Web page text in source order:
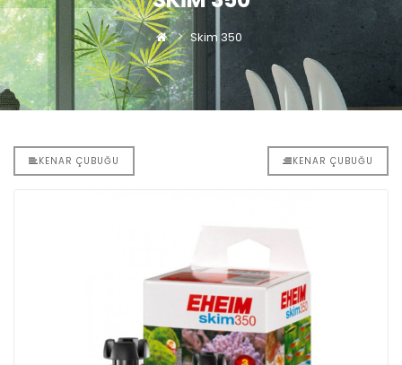
Skim 350
KENAR ÇUBUĞU KENAR ÇUBUĞU